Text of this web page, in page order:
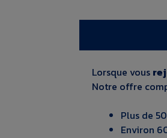
Lorsque vous
Notre offre
Plus de
Environ